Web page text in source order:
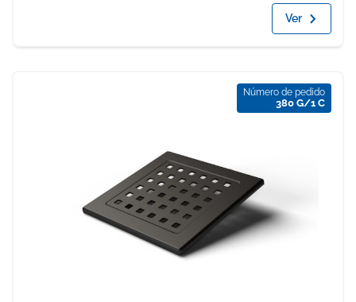
Ver
Número de pedido
380 G/1 C